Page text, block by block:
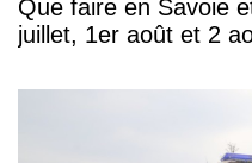
Que faire en Savoie